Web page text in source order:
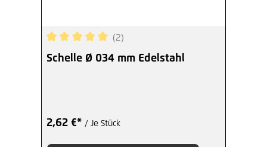
Durchschnittliche Bewertung von 5 von 5
(2)
Schelle Ø 034 mm Edelstahl
2,62 €* / Je Stück